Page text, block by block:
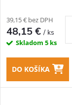
39,15 € bez DPH
48,15 €/ ks
Skladom 5 ks
DO KOŠÍKA